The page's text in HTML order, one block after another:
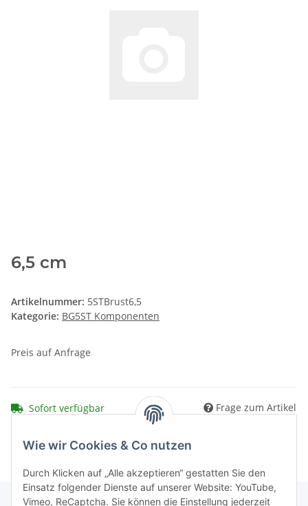
6,5 cm
Artikelnummer: 5STBrust6,5
Kategorie: BG5ST Komponenten
Preis auf Anfrage
Sofort verfügbar Frage zum Artikel
Wie wir Cookies & Co nutzen
Durch Klicken auf „Alle akzeptieren“ gestatten Sie den
Einsatz folgender Dienste auf unserer Website: YouTube,
Vimeo, ReCaptcha. Sie können die Einstellung jederzeit